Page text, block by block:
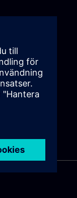
Med
solid state-
och